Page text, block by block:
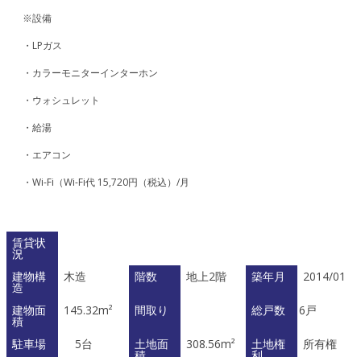
※設備
・LPガス
・カラーモニターインターホン
・ウォシュレット
・給湯
・エアコン
・Wi-Fi（Wi-Fi代 15,720円（税込）/月
賃貸状
況
建物構
造
木造 階数 地上2階 築年月 2014/01
建物面
積
145.32m² 間取り 総戸数 6戸
駐車場 5台 土地面 308.56m² 土地権 所有権